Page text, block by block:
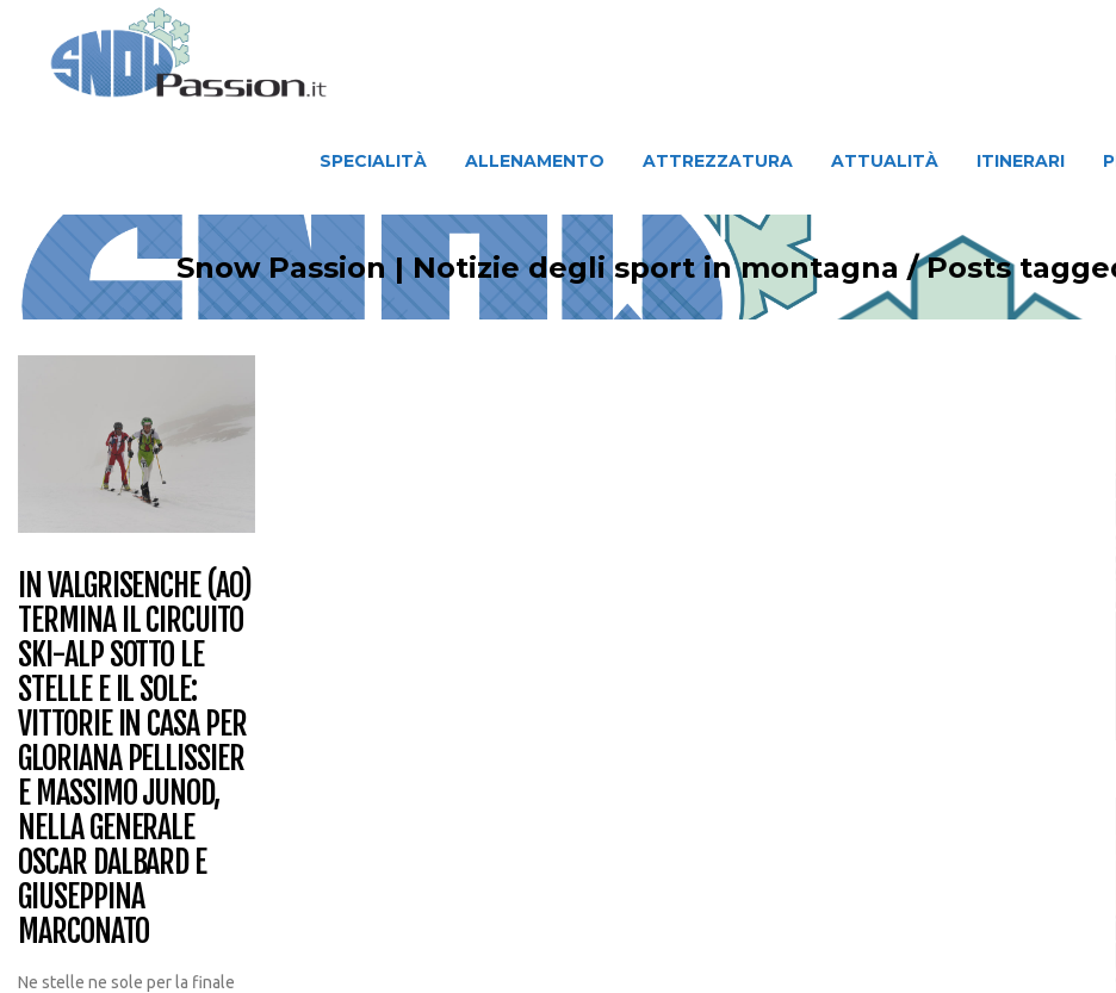
SPECIALITÀ ALLENAMENTO ATTREZZATURA ATTUALITÀ ITINERARI
Snow Passion | Notizie degli sport in montagna /Posts
IN VALGRISENCHE (AO)
TERMINA IL CIRCUITO
SKI-ALP SOTTO LE
STELLE E IL SOLE:
VITTORIE IN CASA PER
GLORIANA PELLISSIER
E MASSIMO JUNOD,
NELLA GENERALE
OSCAR DALBARD E
GIUSEPPINA
MARCONATO
Ne stelle ne sole per la finale